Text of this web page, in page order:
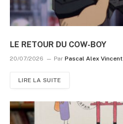
LE RETOUR DU COW-BOY
20/07/2026 Par Pascal Alex Vincent
LIRE LA SUITE